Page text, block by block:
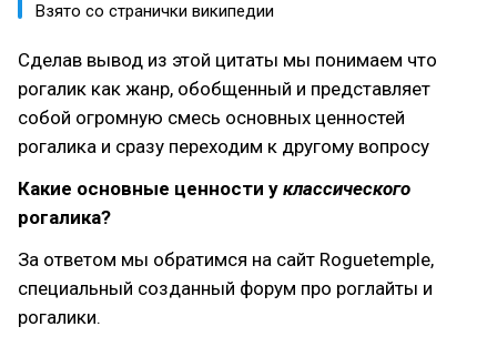
Взято со странички википедии
Сделав вывод из этой цитаты мы понимаем что
рогалик как жанр, обобщенный и представляет
собой огромную смесь основных ценностей
рогалика и сразу переходим к другому вопросу
Какие основные ценности у классического
рогалика?
За ответом мы обратимся на сайт Roguetemple,
специальный созданный форум про роглайты и
рогалики.